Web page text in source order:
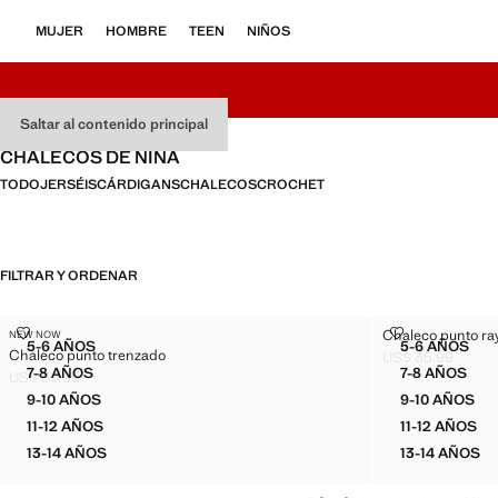
Saltar al contenido principal
MUJER HOMBRE TEEN NIÑOS
CHALECOS DE NIÑA
TODOJERSÉISCÁRDIGANSCHALECOSCROCHET
FILTRAR Y ORDENAR
Tallas
5-6 AÑOSCHALECO PUNTO TRENZADO
7-8 AÑOSCHALECO PUNTO TRENZADO
9-10 AÑOSCHALECO PUNTO TRENZADO
11-12 AÑOSCHALECO PUNTO TRENZADO
13-14 AÑOSCHALECO PUNTO TRENZADO
NEW NOW
Chaleco punto trenzado
CHALECO PUNTO TRENZADO
Precio actual [US$ 39.99 ]
US$ 39.99
Tallas
5-6 AÑOS
7-8 AÑOS
9-10 AÑOS
11-12 AÑOS
13-14 AÑOS
Chaleco punto
CHALECO
Precio actual
US$ 35.99